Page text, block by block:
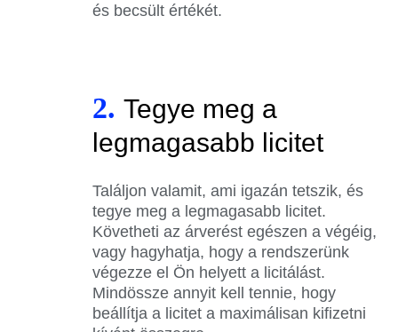
és becsült értékét.
2. Tegye meg a
legmagasabb licitet
Találjon valamit, ami igazán tetszik, és
tegye meg a legmagasabb licitet.
Követheti az árverést egészen a végéig,
vagy hagyhatja, hogy a rendszerünk
végezze el Ön helyett a licitálást.
Mindössze annyit kell tennie, hogy
beállítja a licitet a maximálisan kifizetni